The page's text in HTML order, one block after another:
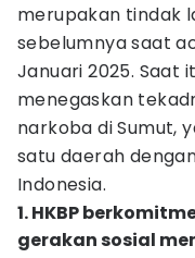
merupakan tindak
sebelumnya saat
Januari 2025. Saat
menegaskan
narkoba di Sumut,
satu daerah
Indonesia.
1. HKBP
gerakan sosial